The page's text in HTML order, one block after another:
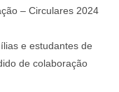
– Circulares 2024
e estudantes de
de colaboração